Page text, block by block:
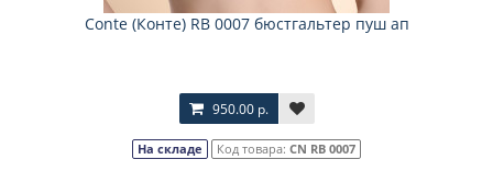
Соnte (Конте) RB 0007 бюстгальтер пуш ап
950.00 р.
На складе Код товара: CN RB 0007